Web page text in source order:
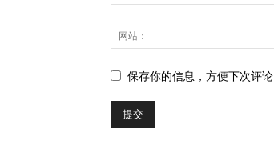
保存你的信息，方便下次评论